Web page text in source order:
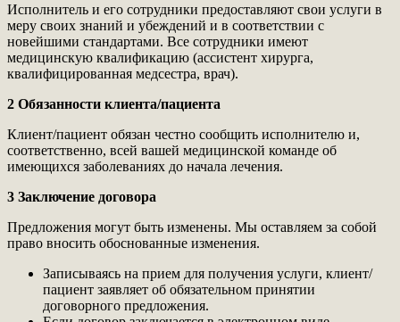
Исполнитель и его сотрудники предоставляют свои услуги в
меру своих знаний и убеждений и в соответствии с
новейшими стандартами. Все сотрудники имеют
медицинскую квалификацию (ассистент хирурга,
квалифицированная медсестра, врач).
2 Обязанности клиента/пациента
Клиент/пациент обязан честно сообщить исполнителю и,
соответственно, всей вашей медицинской команде об
имеющихся заболеваниях до начала лечения.
3 Заключение договора
Предложения могут быть изменены. Мы оставляем за собой
право вносить обоснованные изменения.
Записываясь на прием для получения услуги, клиент/
пациент заявляет об обязательном принятии
договорного предложения.